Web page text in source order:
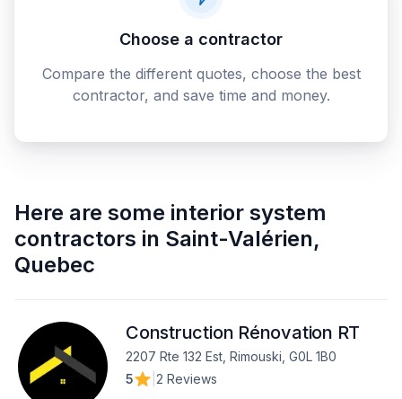
Choose a contractor
Compare the different quotes, choose the best
contractor, and save time and money.
Here are some interior system
contractors in Saint-Valérien,
Quebec
Construction Rénovation RT
2207 Rte 132 Est, Rimouski, G0L 1B0
5
2 Reviews